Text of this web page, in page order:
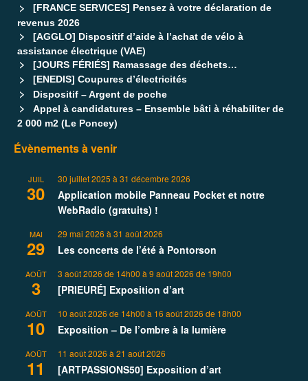
[FRANCE SERVICES] Pensez à votre déclaration de
revenus 2026
[AGGLO] Dispositif d’aide à l’achat de vélo à
assistance électrique (VAE)
[JOURS FÉRIÉS] Ramassage des déchets…
[ENEDIS] Coupures d’électricités
Dispositif – Argent de poche
Appel à candidatures – Ensemble bâti à réhabiliter de
2 000 m2 (Le Poncey)
Évènements à venir
JUIL
30
30 juillet 2025 à 31 décembre 2026
Application mobile Panneau Pocket et notre
WebRadio (gratuits) !
MAI
29
29 mai 2026 à 31 août 2026
Les concerts de l’été à Pontorson
AOÛT
3
3 août 2026 de 14h00 à 9 août 2026 de 19h00
[PRIEURÉ] Exposition d’art
AOÛT
10
10 août 2026 de 14h00 à 16 août 2026 de 18h00
Exposition – De l’ombre à la lumière
AOÛT
11
11 août 2026 à 21 août 2026
[ARTPASSIONS50] Exposition d’art